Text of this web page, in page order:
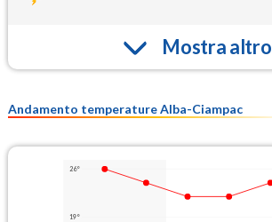
Mostra altro
Andamento temperature Alba-Ciampac
26°
19°